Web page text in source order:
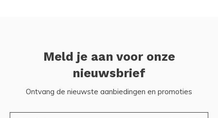
Meld je aan voor onze
nieuwsbrief
Ontvang de nieuwste aanbiedingen en promoties